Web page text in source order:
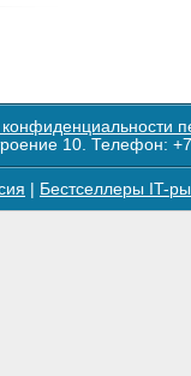
конфиденциальности
10. Телефон:
Бестселлеры IT-